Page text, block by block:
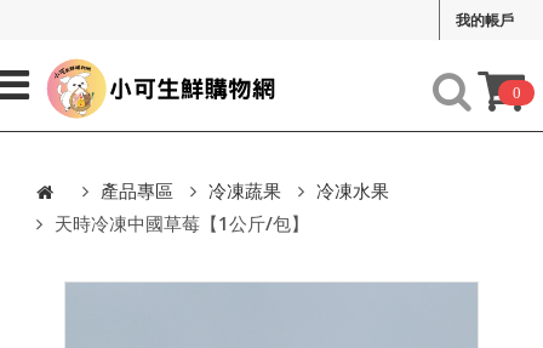
我的帳戶
0
產品專區 冷凍蔬果
冷凍水果
天時冷凍中國草莓【1公斤/包】